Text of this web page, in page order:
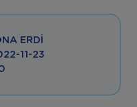
ERDI
11-23